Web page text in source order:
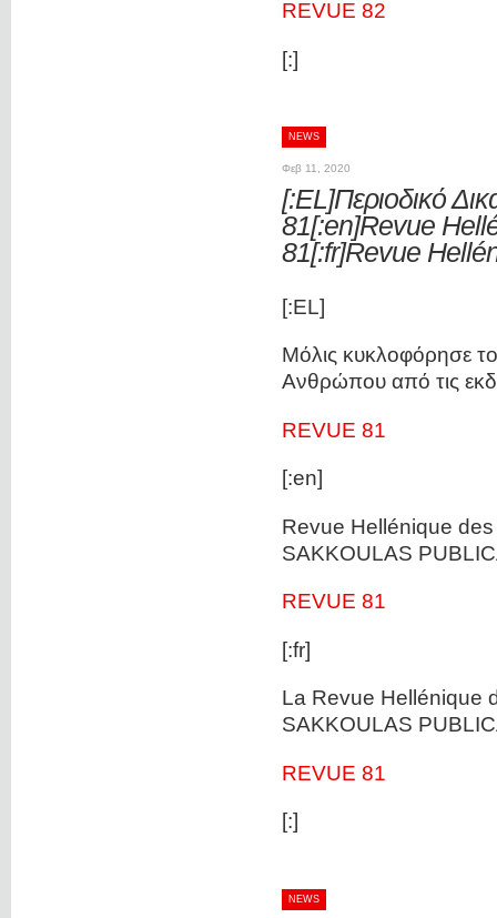
REVUE 82
[:]
NEWS
Φεβ 11, 2020
[:EL]Περιοδικό
81[:en]Revue
81[:fr]Revue
[:EL]
Μόλις κυκλοφόρησε
Ανθρώπου από τις
REVUE 81
[:en]
Revue Hellénique
SAKKOULAS
REVUE 81
[:fr]
La Revue Hellénique
SAKKOULAS
REVUE 81
[:]
NEWS